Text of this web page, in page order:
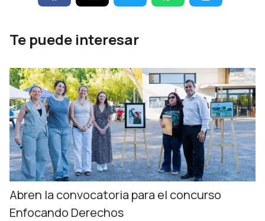
Te puede interesar
Abren la convocatoria para el concurso
Enfocando Derechos